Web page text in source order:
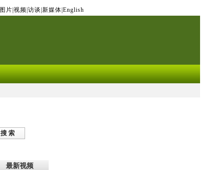
图片 视频 访谈 新媒体 English
搜 索
最新视频